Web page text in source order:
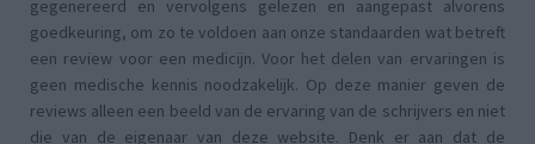
gegenereerd en vervolgens gelezen en aangepast alvorens
goedkeuring, om zo te voldoen aan onze standaarden wat betreft
een review voor een medicijn. Voor het delen van ervaringen is
geen medische kennis noodzakelijk. Op deze manier geven de
reviews alleen een beeld van de ervaring van de schrijvers en niet
die van de eigenaar van deze website. Denk er aan dat de